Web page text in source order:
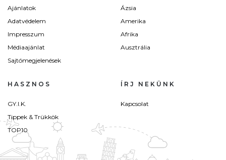
Ajánlatok
Adatvédelem
Impresszum
Médiaajánlat
Sajtómegjelenések
Ázsia
Amerika
Afrika
Ausztrália
HASZNOS
GY.I.K.
Tippek & Trükkök
TOP10
ÍRJ NEKÜNK
Kapcsolat